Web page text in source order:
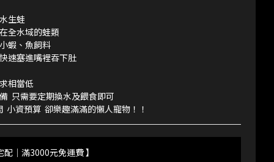
生蛙
全水域的蛙類
蝦、魚飼料
速塞進嘴裡吞下肚
相當低
只需要定期換水及餵食即可
小資預算  卻樂趣滿滿的懶人寵物！！
｜滿3000元免運費 】